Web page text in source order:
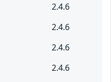
2.4.6
2.4.6
2.4.6
2.4.6